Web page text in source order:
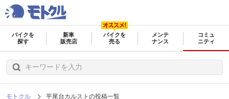
バイクを
探す
新車
販売店
バイクを
売る
メンテ
ナンス
コミュ
ニティ
モトクル 平尾台カルストの投稿一覧